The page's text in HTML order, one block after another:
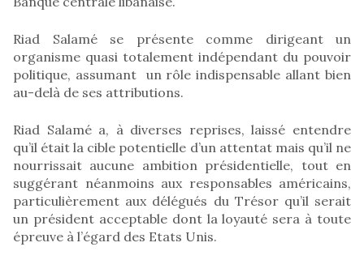
Riad Salamé se présente comme dirigeant un
organisme quasi totalement indépendant du pouvoir
politique, assumant un rôle indispensable allant bien
au-delà de ses attributions.
Riad Salamé a, à diverses reprises, laissé entendre
qu’il était la cible potentielle d’un attentat mais qu’il ne
nourrissait aucune ambition présidentielle, tout en
suggérant néanmoins aux responsables américains,
particulièrement aux délégués du Trésor qu’il serait
un président acceptable dont la loyauté sera à toute
épreuve à l’égard des Etats Unis.